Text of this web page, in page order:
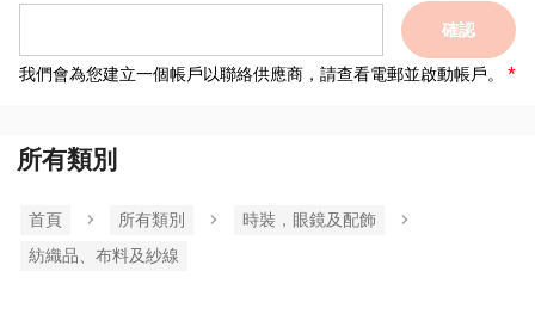
確認
我們會為您建立一個帳戶以聯絡供應商，請查看電郵並啟動帳戶。
所有類別
首頁 所有類別
時裝，眼鏡及配飾
紡織品、布料及紗線